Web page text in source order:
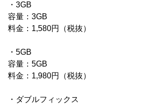
・3GB
容量：3GB
料金：1,580円（税抜）
・5GB
容量：5GB
料金：1,980円（税抜）
・ダブルフィックス